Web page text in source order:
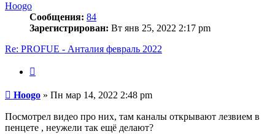
Hoogo
Сообщения: 84
Зарегистрирован: Вт янв 25, 2022 2:17 pm
Re: PROFUE - Анталия февраль 2022
Сообщение
Hoogo » Пн мар 14, 2022 2:48 pm
Посмотрел видео про них, там каналы открывают лезвием в
пенцете , неужели так ещё делают?